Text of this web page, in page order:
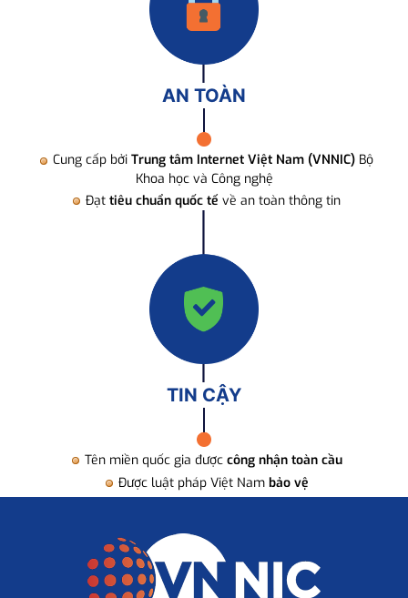
AN TOÀN
Cung cấp bởi Trung tâm Internet Việt Nam (VNNIC) Bộ
Khoa học và Công nghệ
Đạt tiêu chuẩn quốc tế về an toàn thông tin
TIN CẬY
Tên miền quốc gia được công nhận toàn cầu
Được luật pháp Việt Nam bảo vệ